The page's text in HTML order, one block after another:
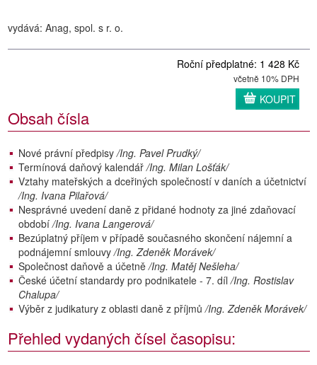
vydává: Anag, spol. s r. o.
Roční předplatné: 1 428 Kč
včetně 10% DPH
KOUPIT
Obsah čísla
Nové právní předpisy/Ing. Pavel Prudký/
Termínová daňový kalendář/Ing. Milan Lošťák/
Vztahy mateřských a dceřiných společností v daních a účetnictví
/Ing. Ivana Pilařová/
Nesprávné uvedení daně z přidané hodnoty za jiné zdaňovací
období/Ing. Ivana Langerová/
Bezúplatný příjem v případě současného skončení nájemní a
podnájemní smlouvy/Ing. Zdeněk Morávek/
Společnost daňově a účetně/Ing. Matěj Nešleha/
České účetní standardy pro podnikatele - 7. díl /Ing. Rostislav
Chalupa/
Výběr z judikatury z oblasti daně z příjmů/Ing. Zdeněk Morávek/
Přehled vydaných čísel časopisu: